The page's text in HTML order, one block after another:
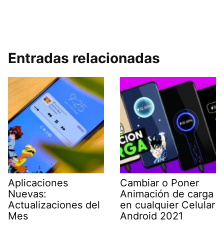
Entradas relacionadas
Aplicaciones
Nuevas:
Actualizaciones del
Mes
Cambiar o Poner
Animación de carga
en cualquier Celular
Android 2021